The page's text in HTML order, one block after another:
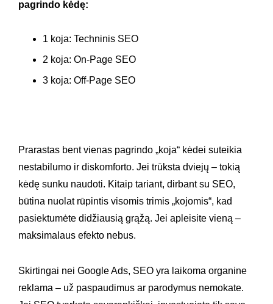
pagrindo kėdę:
1 koja: Techninis SEO
2 koja: On-Page SEO
3 koja: Off-Page SEO
Prarastas bent vienas pagrindo „koja“ kėdei suteikia
nestabilumo ir diskomforto. Jei trūksta dviejų – tokią
kėdę sunku naudoti. Kitaip tariant, dirbant su SEO,
būtina nuolat rūpintis visomis trimis „kojomis“, kad
pasiektumėte didžiausią grąžą. Jei apleisite vieną –
maksimalaus efekto nebus.
Skirtingai nei Google Ads, SEO yra laikoma organine
reklama – už paspaudimus ar parodymus nemokate.